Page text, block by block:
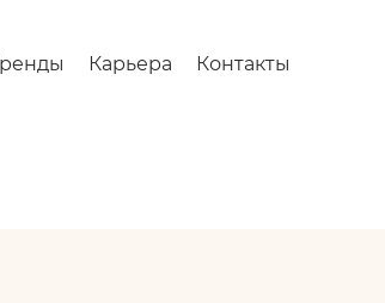
Карьера Контакты